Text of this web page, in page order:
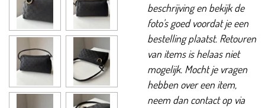
beschrijving en bekijk de
foto's goed voordat je een
bestelling plaatst. Retouren
van items is helaas niet
mogelijk. Mocht je vragen
hebben over een item,
neem dan contact op via